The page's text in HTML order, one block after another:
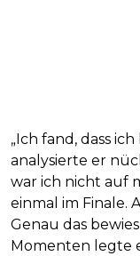
„Ich fand, dass
analysierte er
war ich nicht auf
einmal im Finale.
Genau das
Momenten legte